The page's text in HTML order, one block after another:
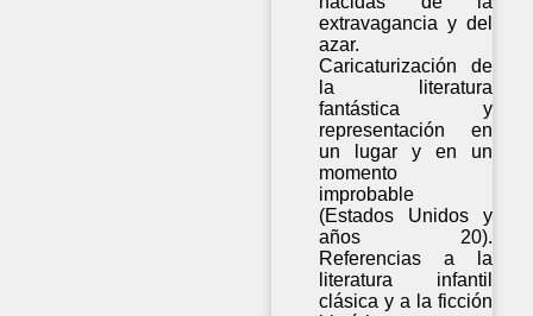
extravagancia y del
azar.
Caricaturización de
la literatura
fantástica y
representación en
un lugar y en un
momento
improbable
(Estados Unidos y
años 20).
Referencias a la
literatura infantil
clásica y a la ficción